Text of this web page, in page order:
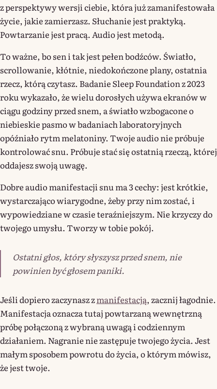
z perspektywy wersji ciebie, która już zamanifestowała
życie, jakie zamierzasz. Słuchanie jest praktyką.
Powtarzanie jest pracą. Audio jest metodą.
To ważne, bo sen i tak jest pełen bodźców. Światło,
scrollowanie, kłótnie, niedokończone plany, ostatnia
rzecz, którą czytasz. Badanie Sleep Foundation z 2023
roku wykazało, że wielu dorosłych używa ekranów w
ciągu godziny przed snem, a światło wzbogacone o
niebieskie pasmo w badaniach laboratoryjnych
opóźniało rytm melatoniny. Twoje audio nie próbuje
kontrolować snu. Próbuje stać się ostatnią rzeczą, której
oddajesz swoją uwagę.
Dobre audio manifestacji snu ma 3 cechy: jest krótkie,
wystarczająco wiarygodne, żeby przy nim zostać, i
wypowiedziane w czasie teraźniejszym. Nie krzyczy do
twojego umysłu. Tworzy w tobie pokój.
Ostatni głos, który słyszysz przed snem, nie
powinien być głosem paniki.
Jeśli dopiero zaczynasz zmanifestacją, zacznij łagodnie.
Manifestacja oznacza tutaj powtarzaną wewnętrzną
próbę połączoną z wybraną uwagą i codziennym
działaniem. Nagranie nie zastępuje twojego życia. Jest
małym sposobem powrotu do życia, o którym mówisz,
że jest twoje.